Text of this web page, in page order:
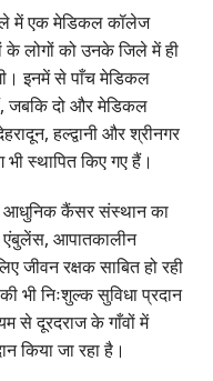
में एक मेडिकल कॉलेज
के लोगों को उनके जिले में ही
इनमें से पाँच मेडिकल
जबकि दो और मेडिकल
हल्द्वानी और श्रीनगर
स्थापित किए गए हैं।
आधुनिक कैंसर संस्थान का
एंबुलेंस, आपातकालीन
जीवन रक्षक साबित हो रही
भी निःशुल्क सुविधा प्रदान
से दूरदराज के गाँवों में
किया जा रहा है।